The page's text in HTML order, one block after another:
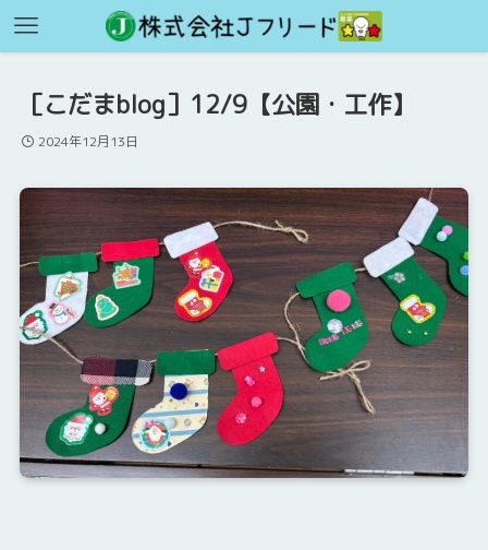
［こだまblog］12/9【公園・工作】
2024年12月13日